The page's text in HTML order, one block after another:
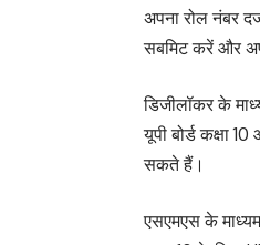
अपना रोल नंबर
सबमिट करें और
डिजीलॉकर के
यूपी बोर्ड कक्षा
सकते हैं।
एसएमएस के